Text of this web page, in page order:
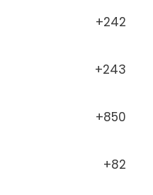
+242
+243
+850
+82